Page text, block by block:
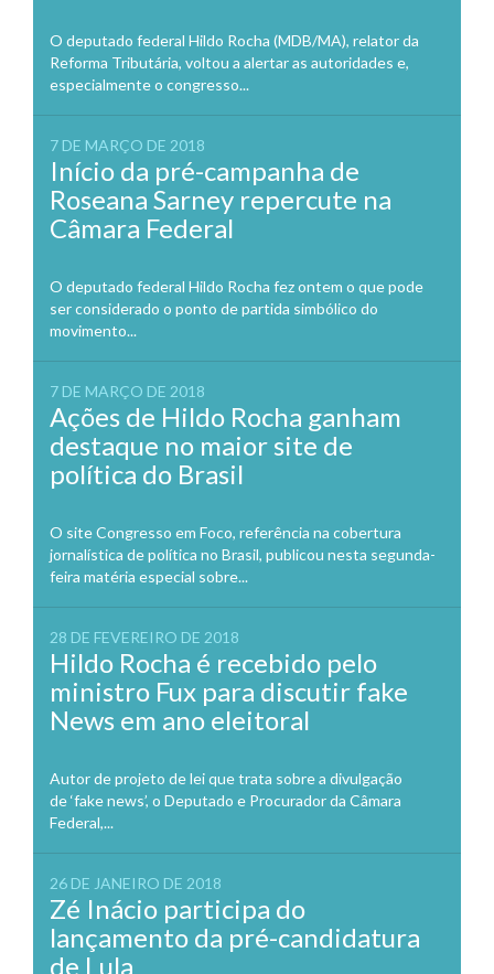
O deputado federal Hildo Rocha (MDB/MA), relator da
Reforma Tributária, voltou a alertar as autoridades e,
especialmente o congresso...
7 DE MARÇO DE 2018
Início da pré-campanha de
Roseana Sarney repercute na
Câmara Federal
O deputado federal Hildo Rocha fez ontem o que pode
ser considerado o ponto de partida simbólico do
movimento...
7 DE MARÇO DE 2018
Ações de Hildo Rocha ganham
destaque no maior site de
política do Brasil
O site Congresso em Foco, referência na cobertura
jornalística de política no Brasil, publicou nesta segunda-
feira matéria especial sobre...
28 DE FEVEREIRO DE 2018
Hildo Rocha é recebido pelo
ministro Fux para discutir fake
News em ano eleitoral
Autor de projeto de lei que trata sobre a divulgação
de ‘fake news’, o Deputado e Procurador da Câmara
Federal,...
26 DE JANEIRO DE 2018
Zé Inácio participa do
lançamento da pré-candidatura
de Lula